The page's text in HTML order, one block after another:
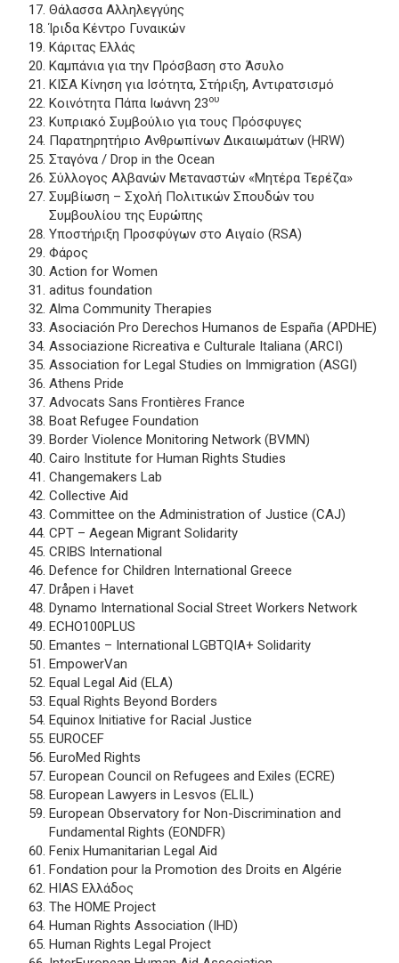
Θάλασσα Αλληλεγγύης
Ίριδα Κέντρο Γυναικών
Κάριτας Ελλάς
Καμπάνια για την Πρόσβαση στο Άσυλο
ΚΙΣΑ Κίνηση για Ισότητα, Στήριξη, Αντιρατσισμό
Κοινότητα Πάπα Ιωάννη 23ου
Κυπριακό Συμβούλιο για τους Πρόσφυγες
Παρατηρητήριο Ανθρωπίνων Δικαιωμάτων (HRW)
Σταγόνα / Drop in the Ocean
Σύλλογος Αλβανών Μεταναστών «Μητέρα Τερέζα»
Συμβίωση – Σχολή Πολιτικών Σπουδών του
Συμβουλίου της Ευρώπης
Υποστήριξη Προσφύγων στο Αιγαίο (RSA)
Φάρος
Action for Women
aditus foundation
Alma Community Therapies
Asociación Pro Derechos Humanos de España (APDHE)
Associazione Ricreativa e Culturale Italiana (ARCI)
Association for Legal Studies on Immigration (ASGI)
Athens Pride
Αdvocats Sans Frontières France
Boat Refugee Foundation
Border Violence Monitoring Network (BVMN)
Cairo Institute for Human Rights Studies
Changemakers Lab
Collective Aid
Committee on the Administration of Justice (CAJ)
CPT – Aegean Migrant Solidarity
CRIBS International
Defence for Children International Greece
Dråpen i Havet
Dynamo International Social Street Workers Network
ECHO100PLUS
Emantes – International LGBTQIA+ Solidarity
EmpowerVan
Equal Legal Aid (ELA)
Equal Rights Beyond Borders
Equinox Initiative for Racial Justice
EUROCEF
EuroMed Rights
European Council on Refugees and Exiles (ECRE)
European Lawyers in Lesvos (ELIL)
European Observatory for Non-Discrimination and
Fundamental Rights (EONDFR)
Fenix Humanitarian Legal Aid
Fondation pour la Promotion des Droits en Algérie
HIAS Ελλάδος
The HOME Project
Human Rights Association (IHD)
Human Rights Legal Project